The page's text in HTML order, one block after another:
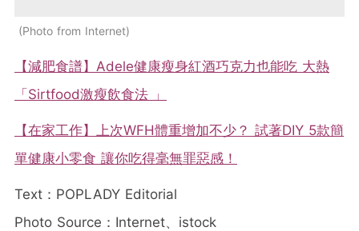
Photo from Internet
【減肥食譜】Adele健康瘦身紅酒巧克力也能吃 大熱
「Sirtfood激瘦飲食法 」
【在家工作】上次WFH體重增加不少？ 試著DIY 5款簡
單健康小零食 讓你吃得毫無罪惡感！
Text：POPLADY Editorial
Photo Source：Internet、istock